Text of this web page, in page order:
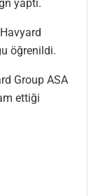
yaptı.
öğrenildi.
Group ASA
ettiği